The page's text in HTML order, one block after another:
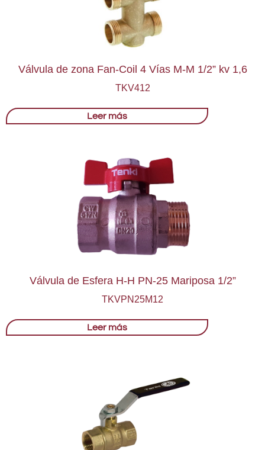
Válvula de zona Fan-Coil 4 Vías M-M 1/2” kv 1,6
TKV412
Leer más
Válvula de Esfera H-H PN-25 Mariposa 1/2”
TKVPN25M12
Leer más